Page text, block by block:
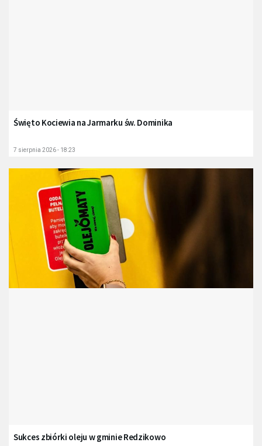
Święto Kociewia na Jarmarku św. Dominika
7 sierpnia 2026 - 18:23
Sukces zbiórki oleju w gminie Redzikowo